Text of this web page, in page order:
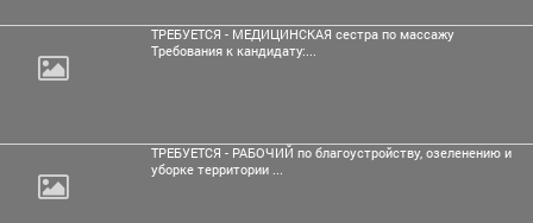
ТРЕБУЕТСЯ - МЕДИЦИНСКАЯ сестра по массажу
Требования к кандидату:...
ТРЕБУЕТСЯ - РАБОЧИЙ по благоустройству, озеленению и
уборке территории ...